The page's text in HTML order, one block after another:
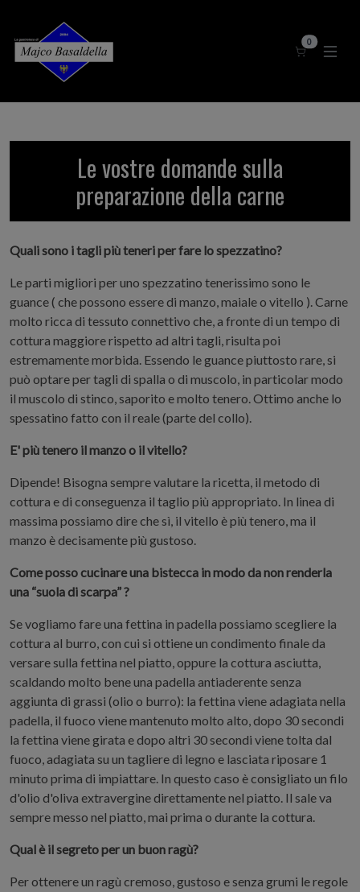
0Quantità
Le vostre domande sulla
preparazione della carne
Quali sono i tagli più teneri per fare lo spezzatino?
Le parti migliori per uno spezzatino tenerissimo sono le
guance ( che possono essere di manzo, maiale o vitello ). Carne
molto ricca di tessuto connettivo che, a fronte di un tempo di
cottura maggiore rispetto ad altri tagli, risulta poi
estremamente morbida. Essendo le guance piuttosto rare, si
può optare per tagli di spalla o di muscolo, in particolar modo
il muscolo di stinco, saporito e molto tenero. Ottimo anche lo
spessatino fatto con il reale (parte del collo).
E' più tenero il manzo o il vitello?
Dipende! Bisogna sempre valutare la ricetta, il metodo di
cottura e di conseguenza il taglio più appropriato. In linea di
massima possiamo dire che sì, il vitello è più tenero, ma il
manzo è decisamente più gustoso.
Come posso cucinare una bistecca in modo da non renderla
una “suola di scarpa” ?
Se vogliamo fare una fettina in padella possiamo scegliere la
cottura al burro, con cui si ottiene un condimento finale da
versare sulla fettina nel piatto, oppure la cottura asciutta,
scaldando molto bene una padella antiaderente senza
aggiunta di grassi (olio o burro): la fettina viene adagiata nella
padella, il fuoco viene mantenuto molto alto, dopo 30 secondi
la fettina viene girata e dopo altri 30 secondi viene tolta dal
fuoco, adagiata su un tagliere di legno e lasciata riposare 1
minuto prima di impiattare. In questo caso è consigliato un filo
d'olio d'oliva extravergine direttamente nel piatto. Il sale va
sempre messo nel piatto, mai prima o durante la cottura.
Qual è il segreto per un buon ragù?
Per ottenere un ragù cremoso, gustoso e senza grumi le regole